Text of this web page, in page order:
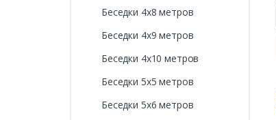
Беседки 4х8 метров
Беседки 4х9 метров
Беседки 4х10 метров
Беседки 5х5 метров
Беседки 5х6 метров